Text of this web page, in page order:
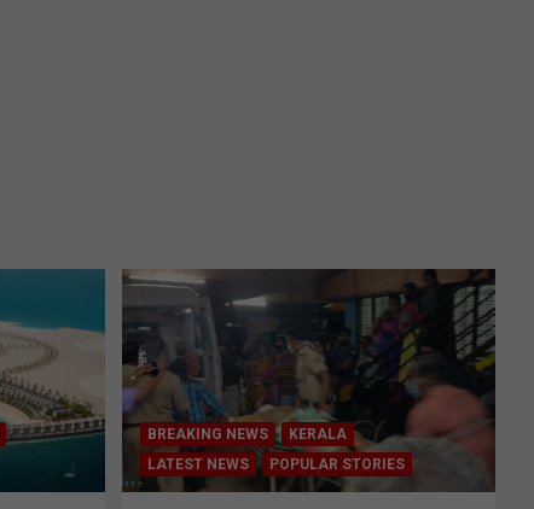
BREAKING NEWS
KERALA
LATEST NEWS
POPULAR STORIES